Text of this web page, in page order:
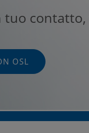
tuo contatto,
OSL